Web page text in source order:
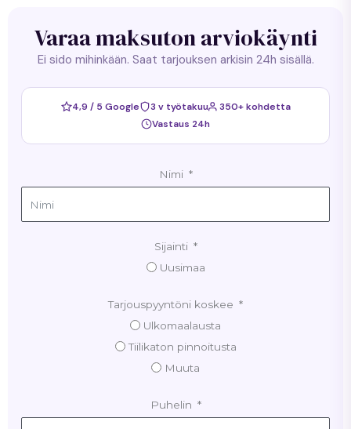
Varaa maksuton arviokäynti
Ei sido mihinkään. Saat tarjouksen arkisin 24h sisällä.
4,9 / 5 Google 3 v työtakuu
350+ kohdetta
Vastaus 24h
Nimi
Sijainti
Uusimaa
Tarjouspyyntöni koskee
Ulkomaalausta
Tiilikaton pinnoitusta
Muuta
Puhelin